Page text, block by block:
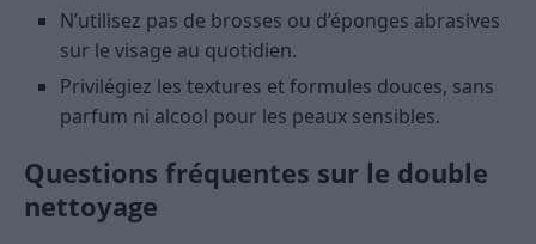
N’utilisez pas de brosses ou d’éponges abrasives
sur le visage au quotidien.
Privilégiez les textures et formules douces, sans
parfum ni alcool pour les peaux sensibles.
Questions fréquentes sur le double
nettoyage